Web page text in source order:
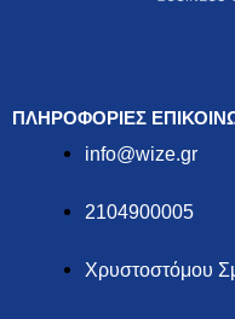
ΠΛΗΡΟΦΟΡΙΕΣ
info@wize.gr
2104900005
Χρυστοστόμου